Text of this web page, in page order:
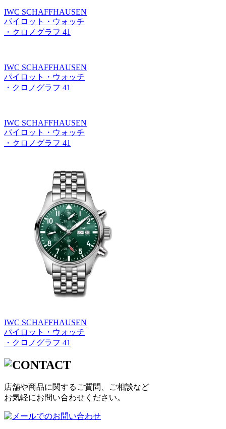
IWC SCHAFFHAUSEN
パイロット・ウォッチ
・クロノグラフ 41
IWC SCHAFFHAUSEN
パイロット・ウォッチ
・クロノグラフ 41
IWC SCHAFFHAUSEN
パイロット・ウォッチ
・クロノグラフ 41
IWC SCHAFFHAUSEN
パイロット・ウォッチ
・クロノグラフ 41
店舗や商品に関するご質問、ご相談など
お気軽にお問い合わせください。